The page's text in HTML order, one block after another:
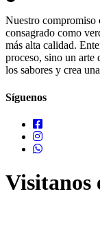
Nuestro compromiso
consagrado como
más alta calidad.
proceso, sino un arte
los sabores y crea
Síguenos
Visitanos